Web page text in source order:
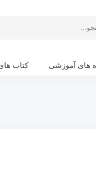
های آموزشی کتاب